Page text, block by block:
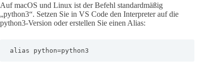
Auf macOS und Linux ist der Befehl standardmäßig
„python3“. Setzen Sie in VS Code den Interpreter auf die
python3-Version oder erstellen Sie einen Alias:
alias python=python3